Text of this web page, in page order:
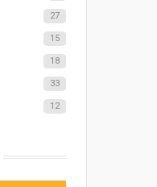
27
15
18
33
12